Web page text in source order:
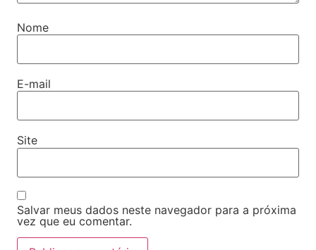
Nome
E-mail
Site
Salvar meus dados neste navegador para a próxima
vez que eu comentar.